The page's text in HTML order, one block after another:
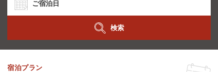
検索
宿泊プラン